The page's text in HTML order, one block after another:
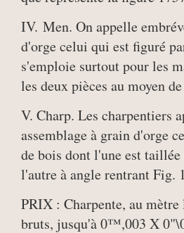
IV. Men. On appelle
d'orge celui qui est figuré
s'emploie surtout pour les
les deux pièces au moyen
V. Charp. Les charpentiers
assemblage à grain d'orge
de bois dont l'une est
l'autre à angle rentrant Fig.
PRIX : Charpente, au mètre
bruts, jusqu'à 0™,003 X